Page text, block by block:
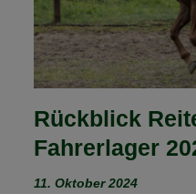
Rückblick
Fahrerlager
11. Oktober 2024